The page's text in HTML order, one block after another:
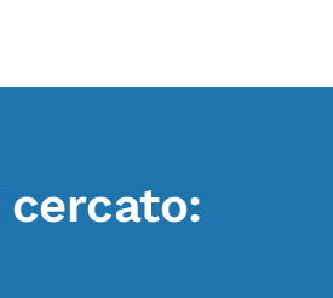
cercato: